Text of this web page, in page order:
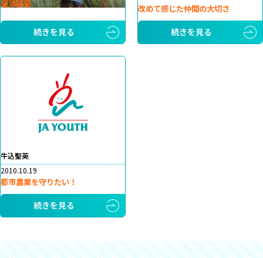
経済成長
続きを見る
改めて感じた仲間の大切さ
続きを見る
牛込聖英
2010.10.19
都市農業を守りたい！
続きを見る